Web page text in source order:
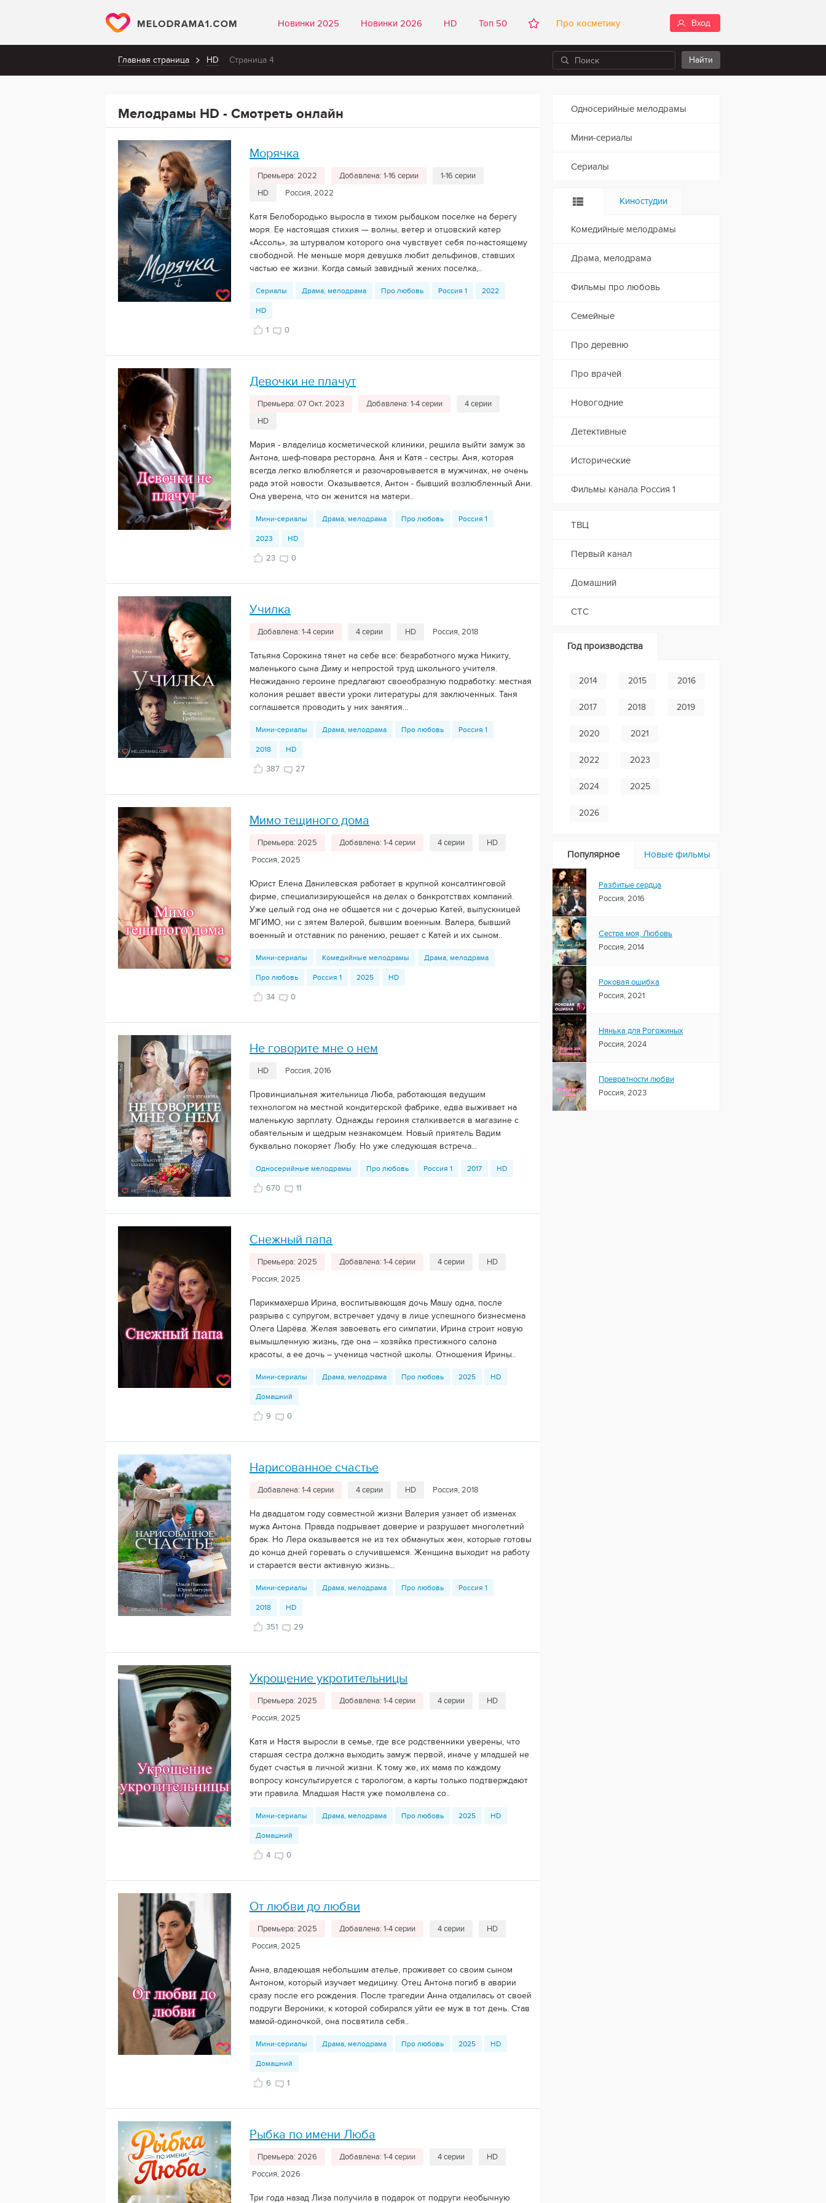
Новинки 2025 Новинки 2026 HD Топ 50 Про косметику Вход
Главная страница HD Страница 4
Мелодрамы HD - Смотреть онлайн
Морячка
Премьера: 2022 Добавлена: 1-16 серии
1-16 серии
HD
Россия, 2022
Катя Белобородько выросла в тихом рыбацком поселке на берегу
моря. Ее настоящая стихия — волны, ветер и отцовский катер
«Ассоль», за штурвалом которого она чувствует себя по-настоящему
свободной. Не меньше моря девушка любит дельфинов, ставших
частью ее жизни. Когда самый завидный жених поселка,..
Сериалы Драма, мелодрама Про любовь Россия 1 2022
HD
1 0
Девочки не плачут
Премьера: 07 Окт. 2023 Добавлена: 1-4 серии
4 серии
HD
Мария - владелица косметической клиники, решила выйти замуж за
Антона, шеф-повара ресторана. Аня и Катя - сестры. Аня, которая
всегда легко влюбляется и разочаровывается в мужчинах, не очень
рада этой новости. Оказывается, Антон - бывший возлюбленный Ани.
Она уверена, что он женится на матери..
Мини-сериалы Драма, мелодрама Про любовь Россия 1
2023 HD
23 0
Училка
Добавлена: 1-4 серии 4 серии HD Россия, 2018
Татьяна Сорокина тянет на себе все: безработного мужа Никиту,
маленького сына Диму и непростой труд школьного учителя.
Неожиданно героине предлагают своеобразную подработку: местная
колония решает ввести уроки литературы для заключенных. Таня
соглашается проводить у них занятия...
Мини-сериалы Драма, мелодрама Про любовь Россия 1
2018 HD
387 27
Мимо тещиного дома
Премьера: 2025 Добавлена: 1-4 серии 4 серии
HD
Россия, 2025
Юрист Елена Данилевская работает в крупной консалтинговой
фирме, специализирующейся на делах о банкротствах компаний.
Уже целый год она не общается ни с дочерью Катей, выпускницей
МГИМО, ни с зятем Валерой, бывшим военным. Валера, бывший
военный и отставник по ранению, решает с Катей и их сыном..
Мини-сериалы Комедийные мелодрамы Драма, мелодрама
Про любовь Россия 1 2025 HD
34 0
Не говорите мне о нем
HD Россия, 2016
Провинциальная жительница Люба, работающая ведущим
технологом на местной кондитерской фабрике, едва выживает на
маленькую зарплату. Однажды героиня сталкивается в магазине с
обаятельным и щедрым незнакомцем. Новый приятель Вадим
буквально покоряет Любу. Но уже следующая встреча...
Односерийные мелодрамы Про любовь Россия 1 2017 HD
670 11
Снежный папа
Премьера: 2025 Добавлена: 1-4 серии 4 серии
HD
Россия, 2025
Парикмахерша Ирина, воспитывающая дочь Машу одна, после
разрыва с супругом, встречает удачу в лице успешного бизнесмена
Олега Царёва. Желая завоевать его симпатии, Ирина строит новую
вымышленную жизнь, где она – хозяйка престижного салона
красоты, а ее дочь – ученица частной школы. Отношения Ирины..
Мини-сериалы Драма, мелодрама Про любовь 2025 HD
Домашний
9 0
Нарисованное счастье
Добавлена: 1-4 серии 4 серии HD Россия, 2018
На двадцатом году совместной жизни Валерия узнает об изменах
мужа Антона. Правда подрывает доверие и разрушает многолетний
брак. Но Лера оказывается не из тех обманутых жен, которые готовы
до конца дней горевать о случившемся. Женщина выходит на работу
и старается вести активную жизнь...
Мини-сериалы Драма, мелодрама Про любовь Россия 1
2018 HD
351 29
Укрощение укротительницы
Премьера: 2025 Добавлена: 1-4 серии 4 серии
HD
Россия, 2025
Катя и Настя выросли в семье, где все родственники уверены, что
старшая сестра должна выходить замуж первой, иначе у младшей не
будет счастья в личной жизни. К тому же, их мама по каждому
вопросу консультируется с тарологом, а карты только подтверждают
эти правила. Младшая Настя уже помолвлена со..
Мини-сериалы Драма, мелодрама Про любовь 2025 HD
Домашний
4 0
От любви до любви
Премьера: 2025 Добавлена: 1-4 серии 4 серии
HD
Россия, 2025
Анна, владеющая небольшим ателье, проживает со своим сыном
Антоном, который изучает медицину. Отец Антона погиб в аварии
сразу после его рождения. После трагедии Анна отдалилась от своей
подруги Вероники, к которой собирался уйти ее муж в тот день. Став
мамой-одиночкой, она посвятила себя..
Мини-сериалы Драма, мелодрама Про любовь 2025 HD
Домашний
6 1
Рыбка по имени Люба
Премьера: 2026 Добавлена: 1-4 серии 4 серии
HD
Россия, 2026
Три года назад Лиза получила в подарок от подруги необычную
Односерийные мелодрамы
Мини-сериалы
Сериалы
Киностудии
Комедийные мелодрамы
Драма, мелодрама
Фильмы про любовь
Семейные
Про деревню
Про врачей
Новогодние
Детективные
Исторические
Фильмы канала Россия 1
ТВЦ
Первый канал
Домашний
СТС
Год производства
2014 2015 2016
2017 2018 2019
2020 2021
2022 2023
2024 2025
2026
Популярное Новые фильмы
Разбитые сердца
Россия, 2016
Сестра моя, Любовь
Россия, 2014
Роковая ошибка
Россия, 2021
Нянька для Рогожиных
Россия, 2024
Превратности любви
Россия, 2023